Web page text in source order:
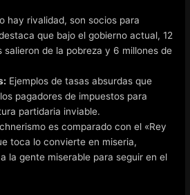
hay rivalidad, son socios para
que bajo el gobierno actual, 12
salieron de la pobreza y 6 millones de
Ejemplos de tasas absurdas que
pagadores de impuestos para
partidaria inviable.
es comparado con el «Rey
toca lo convierte en miseria,
la gente miserable para seguir en el